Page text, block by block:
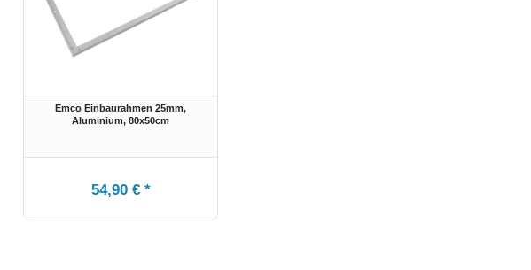
Emco Einbaurahmen 25mm,
Aluminium, 80x50cm
54,90 € *